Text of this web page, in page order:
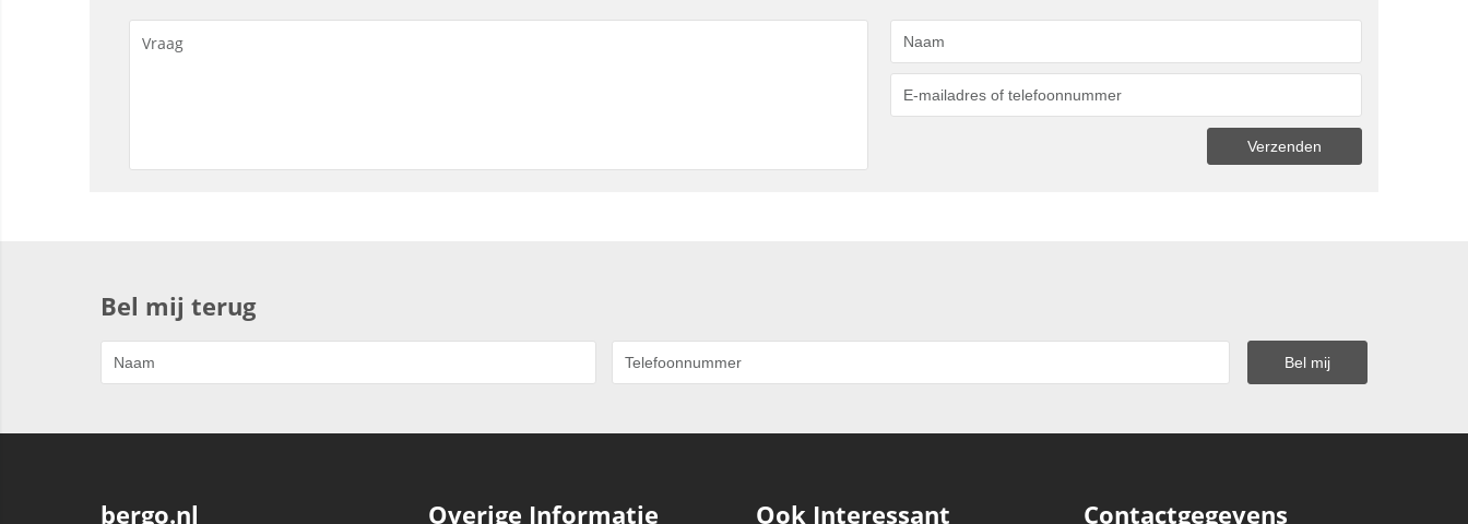
Bel mij terug
bergo.nl Overige Informatie Ook Interessant Contactgegevens